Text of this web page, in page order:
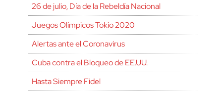
26 de julio, Día de la Rebeldía Nacional
Juegos Olímpicos Tokio 2020
Alertas ante el Coronavirus
Cuba contra el Bloqueo de EE.UU.
Hasta Siempre Fidel